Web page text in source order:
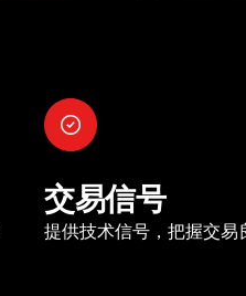
交易信号
提供技术信号，把握交易